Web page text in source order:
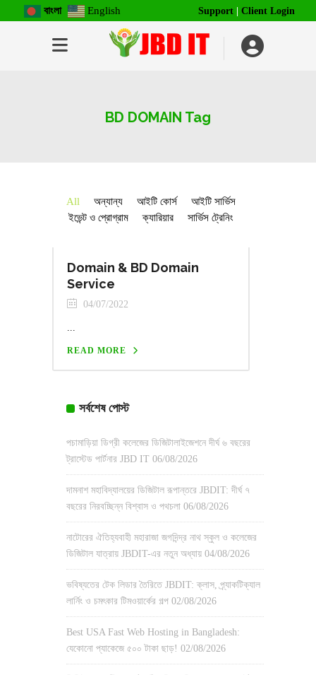
বাংলা English Support Client Login
BD DOMAIN Tag
All অন্যান্য আইটি কোর্স
আইটি সার্ভিস
ইভেন্ট ও প্রোগ্রাম
ক্যারিয়ার সার্ভিস ট্রেনিং
Domain & BD Domain
Service
04/07/2022
...
READ MORE
সর্বশেষ পোস্ট
পচামাড়িয়া ডিগ্রী কলেজের ডিজিটালাইজেশনে দীর্ঘ ৬ বছরের
ট্রাস্টেড পার্টনার JBD IT 06/08/2026
দামনাশ মহাবিদ্যালয়ের ডিজিটাল রূপান্তরে JBDIT: দীর্ঘ ৭
বছরের নিরবচ্ছিন্ন বিশ্বাস ও পথচলা 06/08/2026
নাটোরের ঐতিহ্যবাহী মহারাজা জগদিন্দ্র নাথ স্কুল ও কলেজের
ডিজিটাল যাত্রায় JBDIT-এর নতুন অধ্যায় 04/08/2026
ভবিষ্যতের টেক লিডার তৈরিতে JBDIT: ক্লাস, প্র্যাকটিক্যাল
লার্নিং ও চমৎকার টিমওয়ার্কের গল্প 02/08/2026
Best USA Fast Web Hosting in Bangladesh:
যেকোনো প্যাকেজে ৫০০ টাকা ছাড়! 02/08/2026